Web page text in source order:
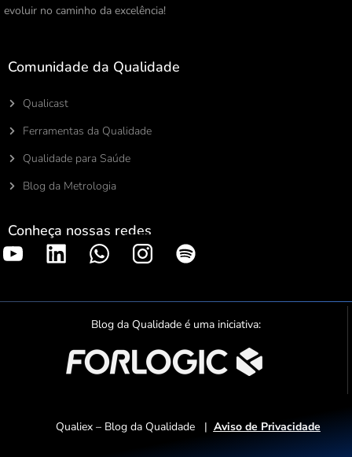
evoluir no caminho da excelência!
Comunidade da Qualidade
Qualicast
Ferramentas da Qualidade
Qualidade para Saúde
Blog da Metrologia
Conheça nossas redes
S
o
t
f
y
Blog da Qualidade é uma iniciativa:
Qualiex – Blog da Qualidade | Aviso de Privacidade